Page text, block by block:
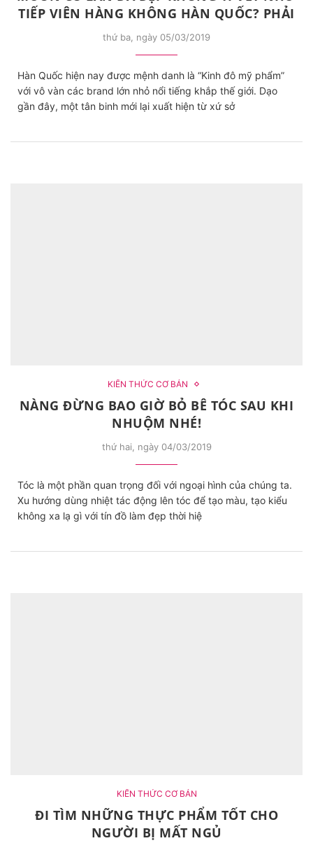
TIẾP VIÊN HÀNG KHÔNG HÀN QUỐC? PHẢI
BIẾT BÍ MẬT NÀY!
thứ ba, ngày 05/03/2019
Hàn Quốc hiện nay được mệnh danh là “Kinh đô mỹ phẩm”
với vô vàn các brand lớn nhỏ nổi tiếng khắp thế giới. Dạo
gần đây, một tân binh mới lại xuất hiện từ xứ sở
KIẾN THỨC CƠ BẢN
NÀNG ĐỪNG BAO GIỜ BỎ BÊ TÓC SAU KHI
NHUỘM NHÉ!
thứ hai, ngày 04/03/2019
Tóc là một phần quan trọng đối với ngoại hình của chúng ta.
Xu hướng dùng nhiệt tác động lên tóc để tạo màu, tạo kiểu
không xa lạ gì với tín đồ làm đẹp thời hiệ
KIẾN THỨC CƠ BẢN
ĐI TÌM NHỮNG THỰC PHẨM TỐT CHO
NGƯỜI BỊ MẤT NGỦ